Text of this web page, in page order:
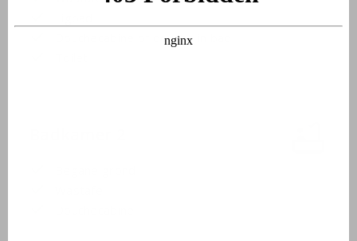
Douchecabine of douche in bad